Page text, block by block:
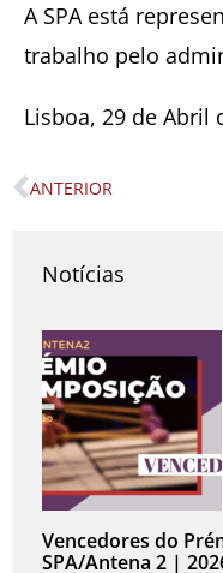
A SPA está
trabalho pelo
Lisboa, 29 de Abril
Prev
ANTERIOR
Notícias
Vencedores do
SPA/Antena 2 |